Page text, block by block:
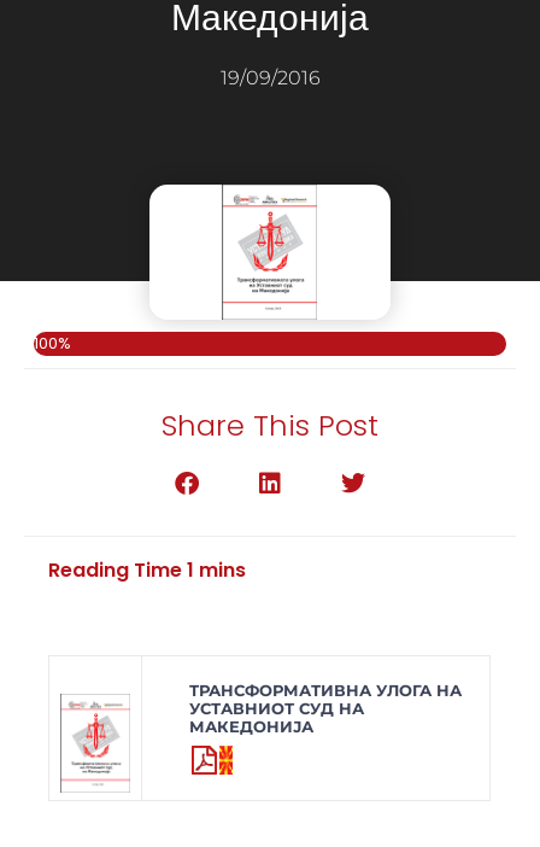
Македонија
19/09/2016
100%
Share This Post
ТРАНСФОРМАТИВНА УЛОГА НА
УСТАВНИОТ СУД НА
МАКЕДОНИЈА